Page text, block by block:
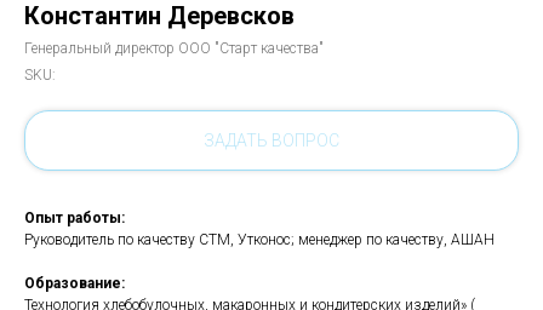
Константин Деревсков
Генеральный директор ООО "Старт качества"
SKU:
ЗАДАТЬ ВОПРОС
Опыт работы:
Руководитель по качеству СТМ, Утконос; менеджер по качеству, АШАН
Образование:
Технология хлебобулочных, макаронных и кондитерских изделий» (